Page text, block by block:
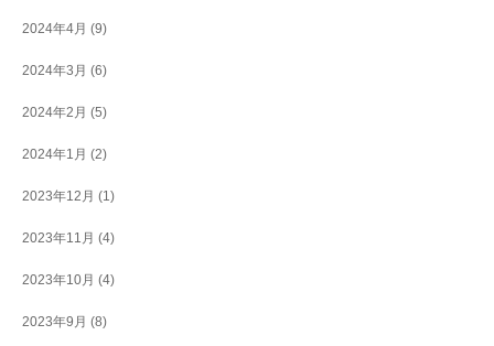
2024年4月 (9)
2024年3月 (6)
2024年2月 (5)
2024年1月 (2)
2023年12月 (1)
2023年11月 (4)
2023年10月 (4)
2023年9月 (8)